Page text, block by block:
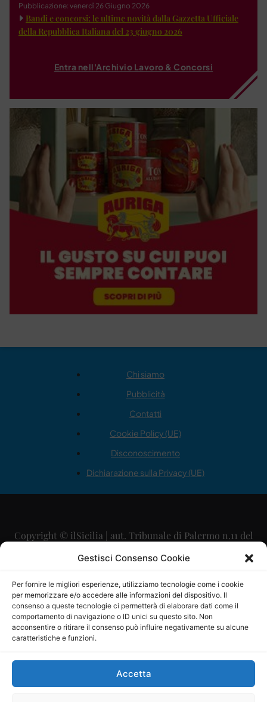
Gestisci Consenso Cookie
Per fornire le migliori esperienze, utilizziamo tecnologie come i cookie
per memorizzare e/o accedere alle informazioni del dispositivo. Il
consenso a queste tecnologie ci permetterà di elaborare dati come il
comportamento di navigazione o ID unici su questo sito. Non
acconsentire o ritirare il consenso può influire negativamente su alcune
caratteristiche e funzioni.
Accetta
Pubblicazione: venerdì 26 Giugno 2026
Bandi e concorsi: le ultime novità dalla Gazzetta Ufficiale
della Repubblica Italiana del 23 giugno 2026
Entra nell'Archivio Lavoro & Concorsi
Chi siamo
Pubblicità
Contatti
Cookie Policy (UE)
Disconoscimento
Dichiarazione sulla Privacy (UE)
Copyright © ilSicilia | aut. Tribunale di Palermo n.11 del
29/09/2015
Direttore Editoriale: Maurizio Scaglione
Direttore Responsabile: Maria Calabrese
P.IVA: 06334930820
Mercurio Comunicazione Società Cooperativa a r.l. è